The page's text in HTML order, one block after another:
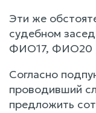
Эти же
судебном
ФИО17, ФИО20
Согласно
проводивший
предложить